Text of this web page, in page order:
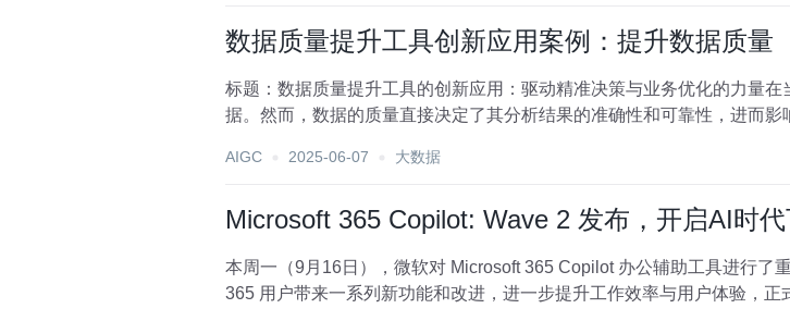
数据质量提升工具创新应用案例：提升数据质量
标题：数据质量提升工具的创新应用：驱动精准决策与业务优化的力量
据。然而，数据的质量直接决定了其分析结果的准确性和可靠性，进而
AIGC 2025-06-07 大数据
Microsoft 365 Copilot: Wave 2 发布，开启AI时
本周一（9月16日），微软对 Microsoft 365 Copilot 办公辅助工具进行了
365 用户带来一系列新功能和改进，进一步提升工作效率与用户体验，正